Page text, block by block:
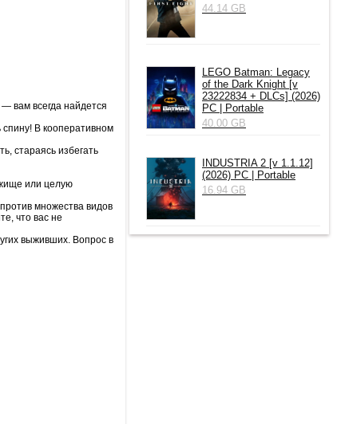
вам всегда найдется
В кооперативном
стараясь избегать
или целую
множества видов
что вас не
выживших. Вопрос в
44.14 GB
LEGO Batman: Legacy
of the Dark Knight [v
23222834 + DLCs] (2026)
PC | Portable
40.00 GB
INDUSTRIA 2 [v 1.1.12]
(2026) РС | Portable
16.94 GB